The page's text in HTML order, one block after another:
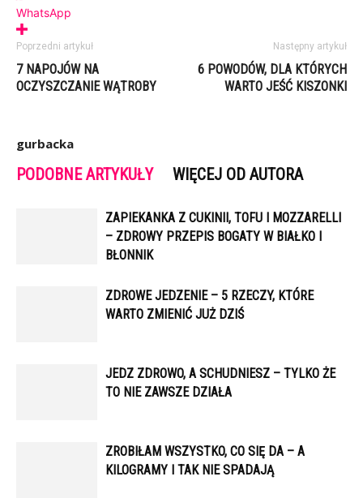
WhatsApp
Poprzedni artykuł
7 NAPOJÓW NA
OCZYSZCZANIE WĄTROBY
Następny artykuł
6 POWODÓW, DLA KTÓRYCH
WARTO JEŚĆ KISZONKI
gurbacka
PODOBNE ARTYKUŁY WIĘCEJ OD AUTORA
ZAPIEKANKA Z CUKINII, TOFU I MOZZARELLI
– ZDROWY PRZEPIS BOGATY W BIAŁKO I
BŁONNIK
ZDROWE JEDZENIE – 5 RZECZY, KTÓRE
WARTO ZMIENIĆ JUŻ DZIŚ
JEDZ ZDROWO, A SCHUDNIESZ – TYLKO ŻE
TO NIE ZAWSZE DZIAŁA
ZROBIŁAM WSZYSTKO, CO SIĘ DA – A
KILOGRAMY I TAK NIE SPADAJĄ